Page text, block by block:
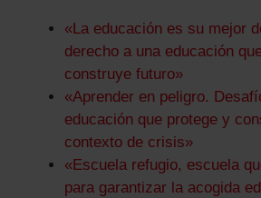
«La educación es su mejor
derecho a una educación
construye futuro»
«Aprender en peligro.
educación que protege y
contexto de crisis»
«Escuela refugio, escuela
para garantizar la acogida